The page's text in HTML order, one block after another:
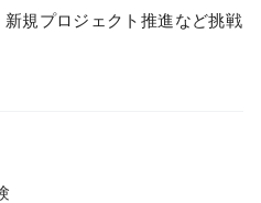
規プロジェクト推進など挑戦